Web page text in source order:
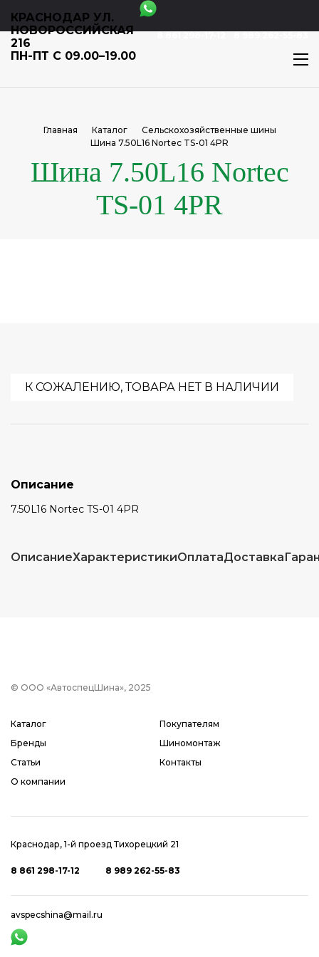
КРАСНОДАР УЛ.
НОВОРОССИЙСКАЯ
216
ПН-ПТ С 09.00–19.00
8 861 298-17-12 8 989 262-55-83
Главная Каталог
Сельскохозяйственные шины
Шина 7.50L16 Nortec TS-01 4PR
Шина 7.50L16 Nortec
TS-01 4PR
К СОЖАЛЕНИЮ, ТОВАРА НЕТ В НАЛИЧИИ
Описание
7.50L16 Nortec TS-01 4PR
ОписаниеХарактеристикиОплатаДоставка
© ООО «АвтоспецШина», 2025
Каталог
Бренды
Статьи
О компании
Покупателям
Шиномонтаж
Контакты
Краснодар, 1-й проезд Тихорецкий 21
8 861 298-17-12 8 989 262-55-83
avspecshina@mail.ru